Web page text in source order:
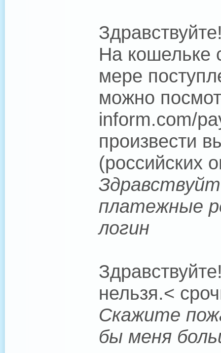
На кошельке
мере
можно
inform.com/
произвести
(российских
платежные
логин
нельзя.<
Скажите
бы меня